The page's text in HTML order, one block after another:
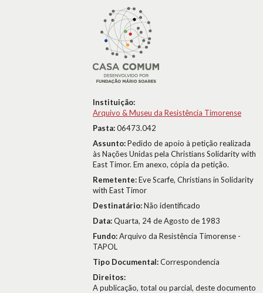
Instituição:
Arquivo & Museu da Resistência Timorense
Pasta:06473.042
Assunto:Pedido de apoio à petição realizada
às Nações Unidas pela Christians Solidarity with
East Timor. Em anexo, cópia da petição.
Remetente:Eve Scarfe, Christians in Solidarity
with East Timor
Destinatário:Não identificado
Data:Quarta, 24 de Agosto de 1983
Fundo:Arquivo da Resistência Timorense -
TAPOL
Tipo Documental:Correspondencia
Direitos:
A publicação, total ou parcial, deste documento